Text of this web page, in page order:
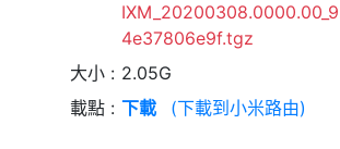
4e37806e9f.tgz
大小
2.05G
載點
下載 (下載到小米路由)